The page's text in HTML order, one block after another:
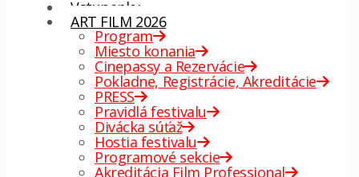
Vstupenky
ART FILM 2026
Program
Miesto konania
Cinepassy a Rezervácie
Pokladne, Registrácie, Akreditácie
PRESS
Pravidlá festivalu
Divácka súťaž
Hostia festivalu
Programové sekcie
Akreditácia Film Professional